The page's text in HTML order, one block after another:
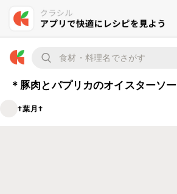
＊豚肉とパプリカのオイスターソ
†葉月†